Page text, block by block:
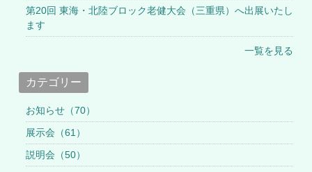
第20回 東海・北陸ブロック老健大会（三重県）へ出展いたし
ます
一覧を見る
カテゴリー
お知らせ（70）
展示会（61）
説明会（50）